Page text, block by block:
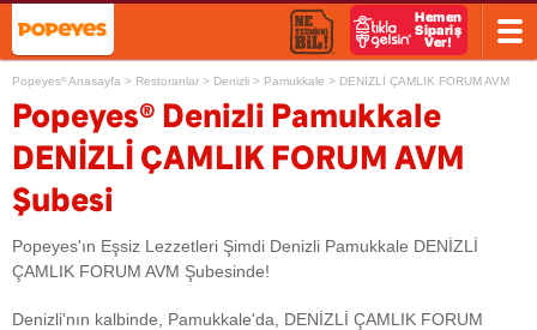
Popeyes® Anasayfa > Restoranlar > Denizli > Pamukkale > DENİZLİ ÇAMLIK FORUM AVM
Popeyes®
Denizli Pamukkale
DENİZLİ ÇAMLIK FORUM AVM
Şubesi
Popeyes'ın Eşsiz Lezzetleri Şimdi Denizli Pamukkale DENİZLİ
ÇAMLIK FORUM AVM Şubesinde!
Denizli'nın kalbinde, Pamukkale'da, DENİZLİ ÇAMLIK FORUM